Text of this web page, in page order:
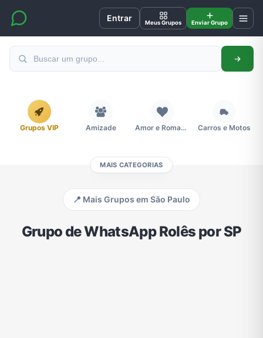
Entrar Meus Grupos Enviar Grupo
Grupos VIP Amizade Amor e Romance Carros e Motos
Divulgação Educação Emagrecimento e Perda de Peso Esportes
MAIS CATEGORIAS
📍 Mais Grupos em São Paulo
Grupo de WhatsApp Rolês por SP